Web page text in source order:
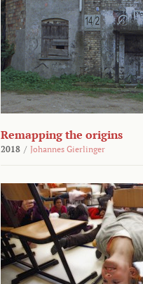
Remapping the origins
2018 / Johannes Gierlinger